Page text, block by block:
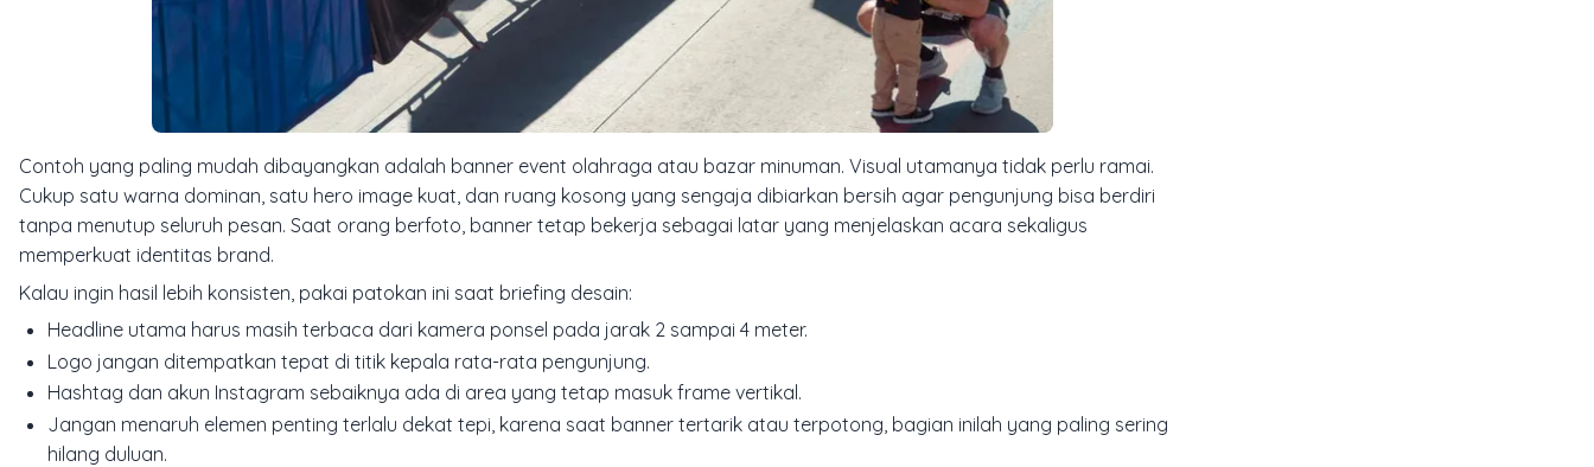
Contoh yang paling mudah dibayangkan adalah banner event olahraga atau bazar minuman. Visual utamanya tidak perlu ramai.
Cukup satu warna dominan, satu hero image kuat, dan ruang kosong yang sengaja dibiarkan bersih agar pengunjung bisa berdiri
tanpa menutup seluruh pesan. Saat orang berfoto, banner tetap bekerja sebagai latar yang menjelaskan acara sekaligus
memperkuat identitas brand.
Kalau ingin hasil lebih konsisten, pakai patokan ini saat briefing desain:
Headline utama harus masih terbaca dari kamera ponsel pada jarak 2 sampai 4 meter.
Logo jangan ditempatkan tepat di titik kepala rata-rata pengunjung.
Hashtag dan akun Instagram sebaiknya ada di area yang tetap masuk frame vertikal.
Jangan menaruh elemen penting terlalu dekat tepi, karena saat banner tertarik atau terpotong, bagian inilah yang paling sering
hilang duluan.